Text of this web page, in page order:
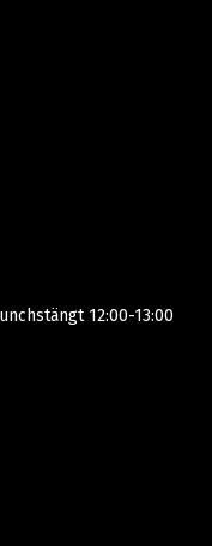
12:00-13:00​